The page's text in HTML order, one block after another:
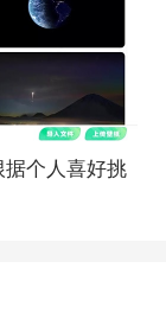
个人喜好挑